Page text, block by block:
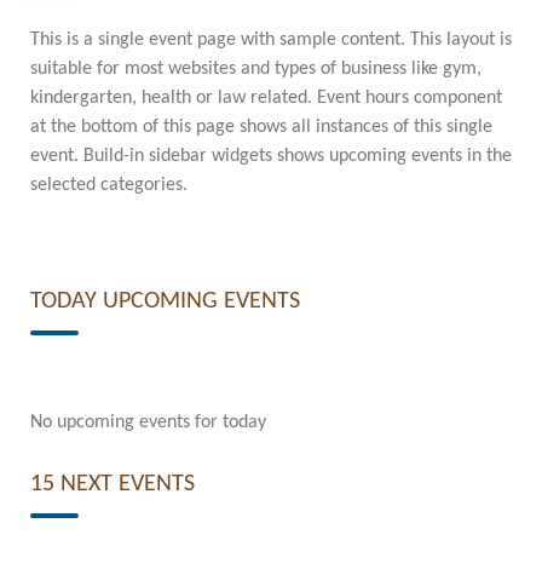
This is a single event page with sample content. This layout is
suitable for most websites and types of business like gym,
kindergarten, health or law related. Event hours component
at the bottom of this page shows all instances of this single
event. Build-in sidebar widgets shows upcoming events in the
selected categories.
TODAY UPCOMING EVENTS
No upcoming events for today
15 NEXT EVENTS